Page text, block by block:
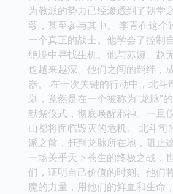
邪神并非仅仅是一个传说，而是
着强大的力量。教派的首领，一
物，正利用邪神的残余力量，制
下制造恐慌，从而为邪神的复苏
成员们面临着前所未有的挑战。
力量的敌人作战，还要面对来自
为教派的势力已经渗透到了朝堂
蔽，甚至参与其中。 李青在这个
一个真正的战士。他学会了控制
绝境中寻找生机。他与苏婉、赵
也越来越深。他们之间的羁绊，
器。 在一次关键的行动中，北斗
划，竟然是在一个被称为“龙脉”